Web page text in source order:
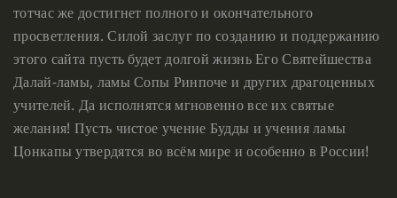
тотчас же достигнет полного и окончательного
просветления. Силой заслуг по созданию и поддержанию
этого сайта пусть будет долгой жизнь Его Святейшества
Далай-ламы, ламы Сопы Ринпоче и других драгоценных
учителей. Да исполнятся мгновенно все их святые
желания! Пусть чистое учение Будды и учения ламы
Цонкапы утвердятся во всём мире и особенно в России!